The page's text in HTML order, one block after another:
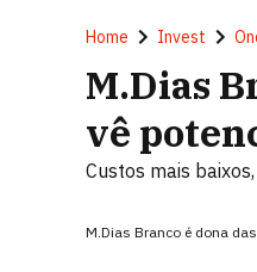
Home Invest
M.Dias
vê
Custos mais
M.Dias Branco é dona